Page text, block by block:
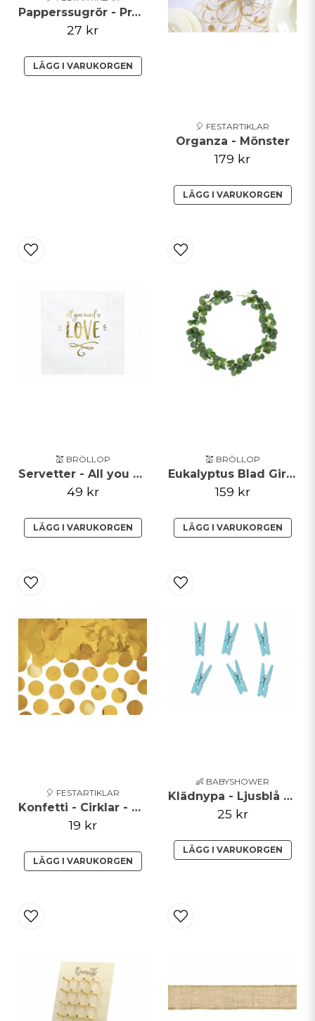
Papperssugrör - Prästkragar
27 kr
LÄGG I VARUKORGEN
🎈 FESTARTIKLAR
Organza - Mönster
179 kr
LÄGG I VARUKORGEN
💒 BRÖLLOP
Servetter - All you need is love
49 kr
LÄGG I VARUKORGEN
💒 BRÖLLOP
Eukalyptus Blad Girlang
159 kr
LÄGG I VARUKORGEN
🎈 FESTARTIKLAR
Konfetti - Cirklar - Guldmetallic
19 kr
LÄGG I VARUKORGEN
👶 BABYSHOWER
Klädnypa - Ljusblå - 20pack
25 kr
LÄGG I VARUKORGEN